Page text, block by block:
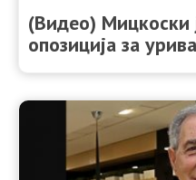
(Видео) Мицкоски
опозиција зa